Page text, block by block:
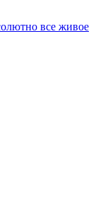
все живое